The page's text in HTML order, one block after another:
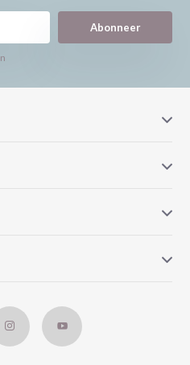
Abonneer